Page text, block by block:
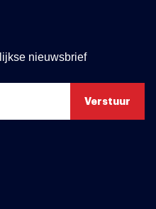
nieuwsbrief